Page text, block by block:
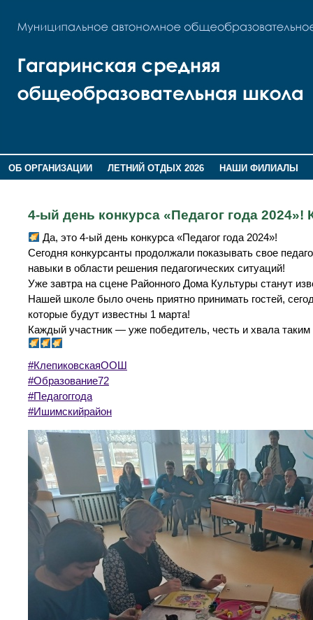
ОБ ОРГАНИЗАЦИИ ЛЕТНИЙ ОТДЫХ 2026
НАШИ ФИЛИАЛЫ
4-ый день конкурса «Педагог года
Да, это 4-ый день конкурса «Педагог года 2024»!
Сегодня конкурсанты продолжали показывать свое
навыки в области решения педагогических ситуаций!
Уже завтра на сцене Районного Дома Культуры станут
Нашей школе было очень приятно принимать гостей,
которые будут известны 1 марта!
Каждый участник — уже победитель, честь и хвала таким
#КлепиковскаяООШ
#Образование72
#Педагоггода
#Ишимскийрайон